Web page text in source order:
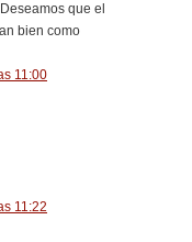
que el
bien como
11:00
11:22